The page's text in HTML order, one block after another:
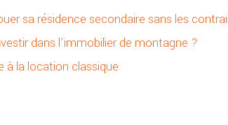
sa résidence secondaire sans les
dans l’immobilier de montagne ?
à la location classique